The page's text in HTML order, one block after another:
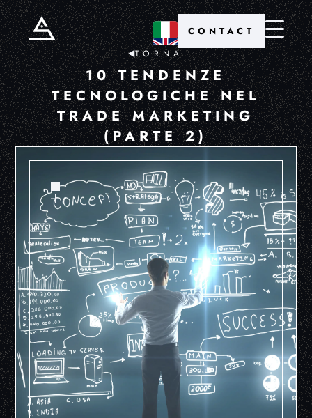
CONTACT
TORNA
10 TENDENZE
TECNOLOGICHE NEL
TRADE MARKETING
(PARTE 2)